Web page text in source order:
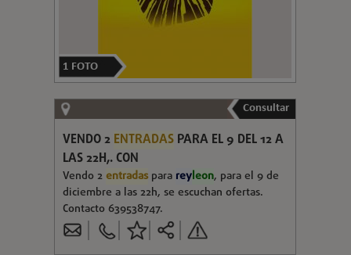
1 FOTO
Consultar
VENDO 2 ENTRADAS PARA EL 9 DEL 12 A
LAS 22H,. CON
Vendo 2entradaspara reyleon, para el 9 de
diciembre a las 22h, se escuchan ofertas.
Contacto 639538747.